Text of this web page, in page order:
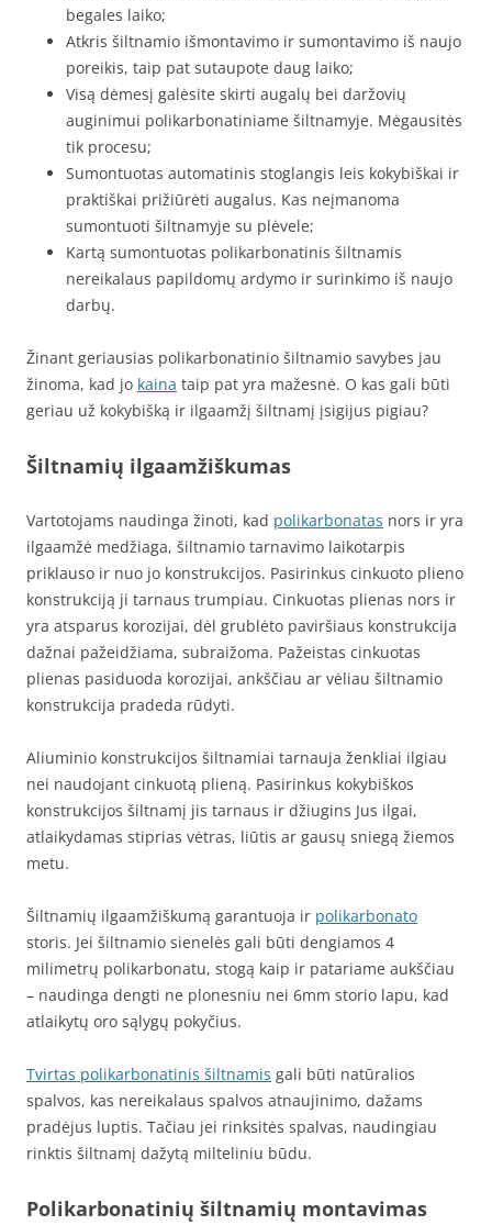
begales laiko;
Atkris šiltnamio išmontavimo ir sumontavimo iš naujo
poreikis, taip pat sutaupote daug laiko;
Visą dėmesį galėsite skirti augalų bei daržovių
auginimui polikarbonatiniame šiltnamyje. Mėgausitės
tik procesu;
Sumontuotas automatinis stoglangis leis kokybiškai ir
praktiškai prižiūrėti augalus. Kas neįmanoma
sumontuoti šiltnamyje su plėvele;
Kartą sumontuotas polikarbonatinis šiltnamis
nereikalaus papildomų ardymo ir surinkimo iš naujo
darbų.
Žinant geriausias polikarbonatinio šiltnamio savybes jau
žinoma, kad jo kaina taip pat yra mažesnė. O kas gali būti
geriau už kokybišką ir ilgaamžį šiltnamį įsigijus pigiau?
Šiltnamių ilgaamžiškumas
Vartotojams naudinga žinoti, kad polikarbonatas nors ir yra
ilgaamžė medžiaga, šiltnamio tarnavimo laikotarpis
priklauso ir nuo jo konstrukcijos. Pasirinkus cinkuoto plieno
konstrukciją ji tarnaus trumpiau. Cinkuotas plienas nors ir
yra atsparus korozijai, dėl grublėto paviršiaus konstrukcija
dažnai pažeidžiama, subraižoma. Pažeistas cinkuotas
plienas pasiduoda korozijai, ankščiau ar vėliau šiltnamio
konstrukcija pradeda rūdyti.
Aliuminio konstrukcijos šiltnamiai tarnauja ženkliai ilgiau
nei naudojant cinkuotą plieną. Pasirinkus kokybiškos
konstrukcijos šiltnamį jis tarnaus ir džiugins Jus ilgai,
atlaikydamas stiprias vėtras, liūtis ar gausų sniegą žiemos
metu.
Šiltnamių ilgaamžiškumą garantuoja ir polikarbonato
storis. Jei šiltnamio sienelės gali būti dengiamos 4
milimetrų polikarbonatu, stogą kaip ir patariame aukščiau
– naudinga dengti ne plonesniu nei 6mm storio lapu, kad
atlaikytų oro sąlygų pokyčius.
Tvirtas polikarbonatinis šiltnamis gali būti natūralios
spalvos, kas nereikalaus spalvos atnaujinimo, dažams
pradėjus luptis. Tačiau jei rinksitės spalvas, naudingiau
rinktis šiltnamį dažytą milteliniu būdu.
Polikarbonatinių šiltnamių montavimas